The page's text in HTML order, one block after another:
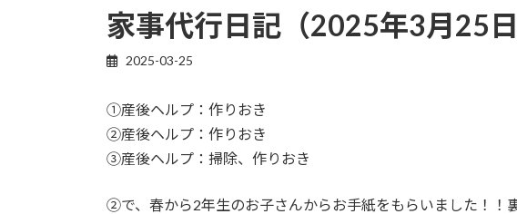
家事代行日記（2025年3月25日
2025-03-25
①産後ヘルプ：作りおき
②産後ヘルプ：作りおき
③産後ヘルプ：掃除、作りおき
②で、春から2年生のお子さんからお手紙をもらいました！！